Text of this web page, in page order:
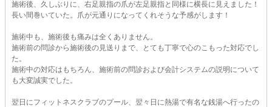
施術後、久しぶりに、右足親指の爪が左足親指と同様に横長に見えました！
長い間巻いていた。爪が元通りになってくれそうな予感がします！
施術中も、施術後も痛みは全くありません。
施術前の問診から施術後の見送りまで、とても丁寧で心のこもった対応でし
た。
施術中の対応はもちろん、施術前の問診および会計システムの説明について
も大変誠実でした。
翌日にフィットネスクラブのプール、翌々日に熱湯で有名な銭湯へ行ったの